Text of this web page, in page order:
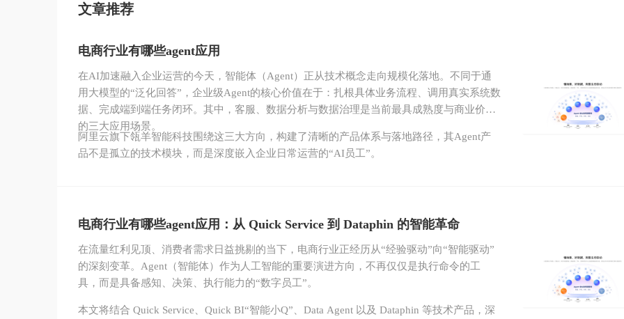
文章推荐
电商行业有哪些agent应用
在AI加速融入企业运营的今天，智能体（Agent）正从技术概念走向规模化落地。不同于通
用大模型的“泛化回答”，企业级Agent的核心价值在于：扎根具体业务流程、调用真实系统数
据、完成端到端任务闭环。其中，客服、数据分析与数据治理是当前最具成熟度与商业价值
的三大应用场景。
阿里云旗下瓴羊智能科技围绕这三大方向，构建了清晰的产品体系与落地路径，其Agent产
品不是孤立的技术模块，而是深度嵌入企业日常运营的“AI员工”。
电商行业有哪些agent应用：从 Quick Service 到 Dataphin 的智能革命
在流量红利见顶、消费者需求日益挑剔的当下，电商行业正经历从“经验驱动”向“智能驱动”
的深刻变革。Agent（智能体）作为人工智能的重要演进方向，不再仅仅是执行命令的工
具，而是具备感知、决策、执行能力的“数字员工”。
本文将结合 Quick Service、Quick BI“智能小Q”、Data Agent 以及 Dataphin 等技术产品，深